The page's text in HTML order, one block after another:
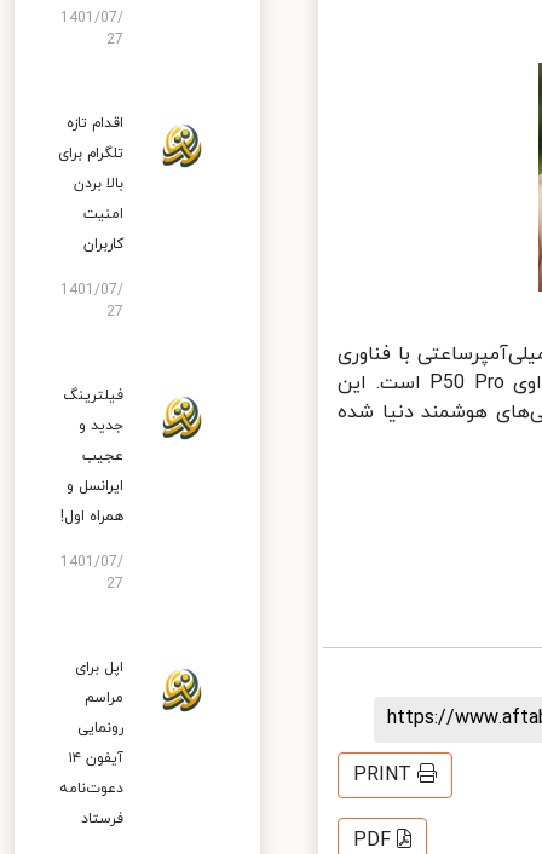
ضخامت 8.5 میلی‌متری در کنار استفاده از باتری بزرگ 4360 میلی‌آمپرساعتی با فناوری
شارژ سریع 66 واتی نیز از جمله دیگر نکات مثبت در خصوص گوشی هواوی P50 Pro است. این
هوشمند دنیا شده
https://
PRINT
PDF
1401/07/
27
اقدام تازه
تلگرام برای
بالا بردن
امنیت
کاربران
1401/07/
27
فیلترینگ
جدید و
عجیب
ایرانسل و
همراه اول!
1401/07/
27
اپل برای
مراسم
رونمایی
آیفون ۱۴
دعوت‌نامه
فرستاد